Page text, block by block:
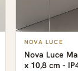
NOVA LUCE
Nova Luce
x 10,8 cm -